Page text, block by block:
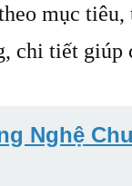
mục
chi tiết giúp
Nghệ